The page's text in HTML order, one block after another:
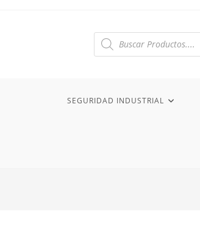
Búsqueda
SEGURIDAD INDUSTRIAL